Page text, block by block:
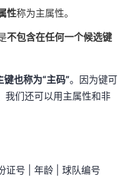
性称为主属性。
不包含在任何一个候选键
键也称为“主码”。因为键可
我们还可以用主属性和非
证号 | 年龄 | 球队编号